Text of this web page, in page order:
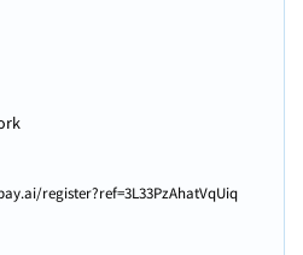
register?ref=3L33PzAhatVqUiq